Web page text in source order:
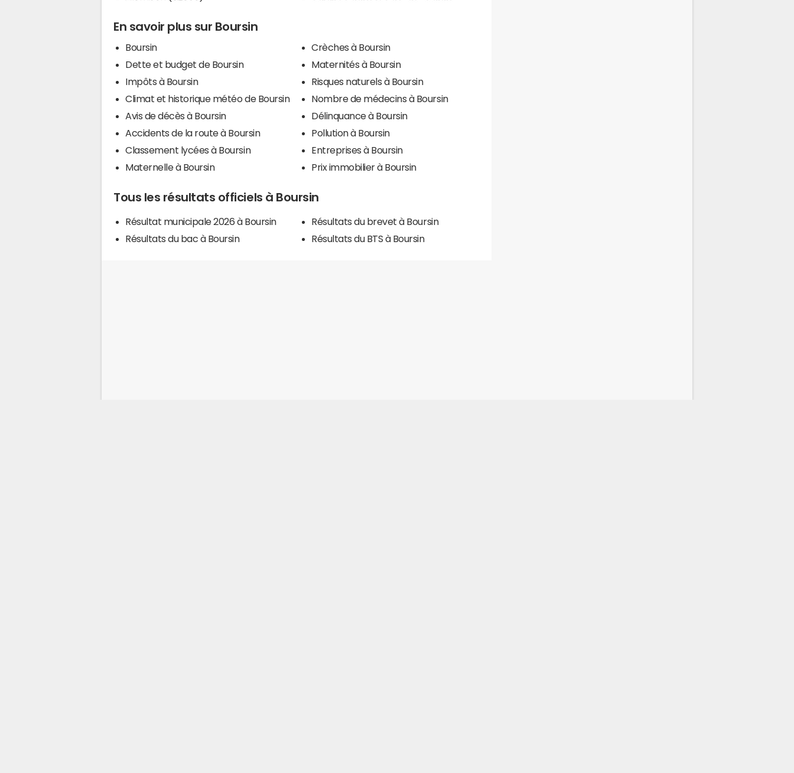
En savoir plus sur Boursin
Boursin
Dette et budget de Boursin
Impôts à Boursin
Climat et historique météo de Boursin
Avis de décès à Boursin
Accidents de la route à Boursin
Classement lycées à Boursin
Maternelle à Boursin
Crèches à Boursin
Maternités à Boursin
Risques naturels à Boursin
Nombre de médecins à Boursin
Délinquance à Boursin
Pollution à Boursin
Entreprises à Boursin
Prix immobilier à Boursin
Tous les résultats officiels à Boursin
Résultat municipale 2026 à Boursin
Résultats du bac à Boursin
Résultats du brevet à Boursin
Résultats du BTS à Boursin